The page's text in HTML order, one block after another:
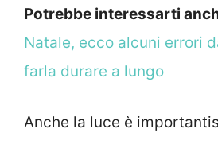
Potrebbe interessarti
Natale, ecco alcuni errori
farla durare a lungo
Anche la luce è